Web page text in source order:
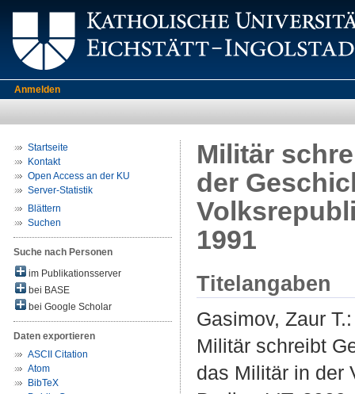
Anmelden
Startseite
Kontakt
Open Access an der KU
Server-Statistik
Blättern
Suchen
Suche nach Personen
im Publikationsserver
bei BASE
bei Google Scholar
Daten exportieren
ASCII Citation
Atom
BibTeX
Militär
der
1991
Titelangaben
Gasimov, Zaur T.:
Militär schreibt
das Militär in der